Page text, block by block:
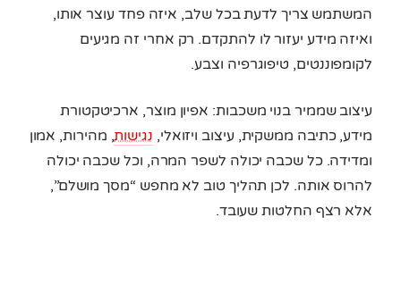
המשתמש צריך לדעת בכל שלב, איזה פחד עוצר אותו,
ואיזה מידע יעזור לו להתקדם. רק אחרי זה מגיעים
לקומפוננטים, טיפוגרפיה וצבע.
עיצוב שממיר בנוי משכבות: אפיון מוצר, ארכיטקטורת
מידע, כתיבה ממשקית, עיצוב ויזואלי, נגישות, מהירות, אמון
ומדידה. כל שכבה יכולה לשפר המרה, וכל שכבה יכולה
להרוס אותה. לכן תהליך טוב לא מחפש “מסך מושלם”,
אלא רצף החלטות שעובד.